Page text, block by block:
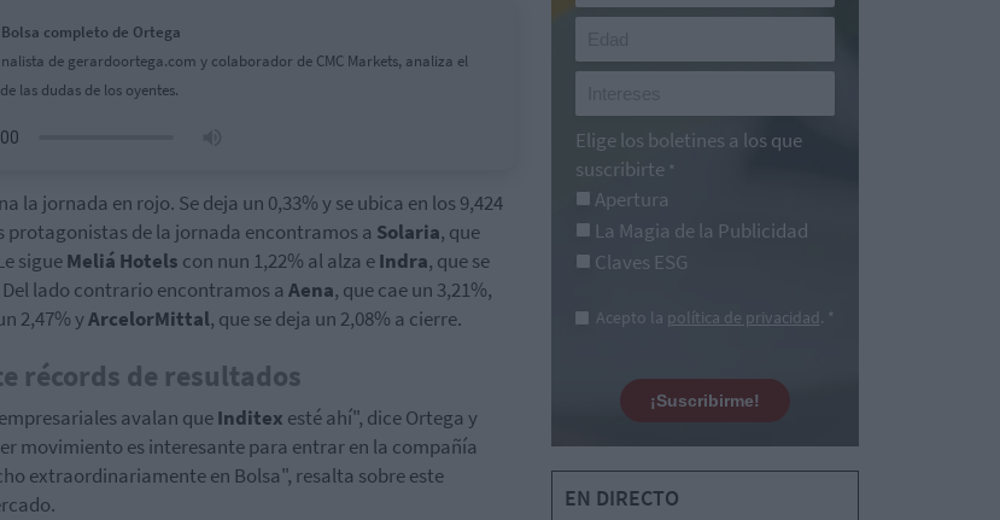
completo de Ortega
de gerardoortega.com y colaborador de CMC Markets, analiza el
las dudas de los oyentes.
la jornada en rojo. Se deja un 0,33% y se ubica en los 9,424
protagonistas de la jornada encontramos a Solaria, que
sigueMeliá Hotels con nun 1,22% al alza eIndra, que se
lado contrario encontramos a Aena, que cae un 3,21%,
2,47% yArcelorMittal, que se deja un 2,08% a cierre.
récords de resultados
avalan queInditex esté ahí", dice Ortega y
movimiento es interesante para entrar en la compañía
extraordinariamente en Bolsa", resalta sobre este
Elige los boletines a los que
suscribirte *
Apertura
La Magia de la Publicidad
Claves ESG
Acepto la política de privacidad. *
¡Suscribirme!
EN DIRECTO